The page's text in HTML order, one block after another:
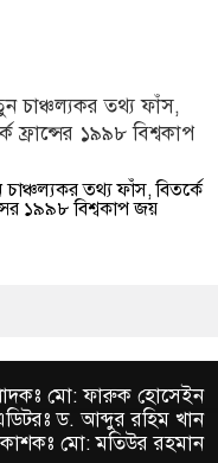
তথ্য ফাঁস, বিতর্কে
১৯৯৮ বিশ্বকাপ জয়
মো: ফারুক হোসেইন
ড. আব্দুর রহিম খান
মো: মতিউর রহমান